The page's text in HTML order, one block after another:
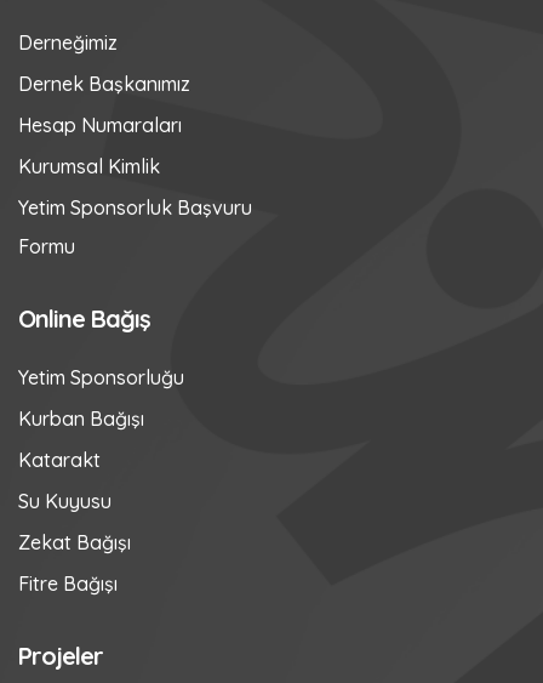
Derneğimiz
Dernek Başkanımız
Hesap Numaraları
Kurumsal Kimlik
Yetim Sponsorluk Başvuru
Formu
Online Bağış
Yetim Sponsorluğu
Kurban Bağışı
Katarakt
Su Kuyusu
Zekat Bağışı
Fitre Bağışı
Projeler